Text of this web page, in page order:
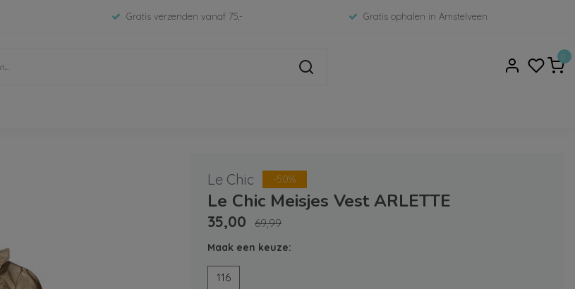
Gratis verzenden vanaf 75,- Gratis ophalen in Amstelveen
0
Le Chic -50%
Le Chic Meisjes Vest ARLETTE
35,00 69,99
Maak een keuze:
116